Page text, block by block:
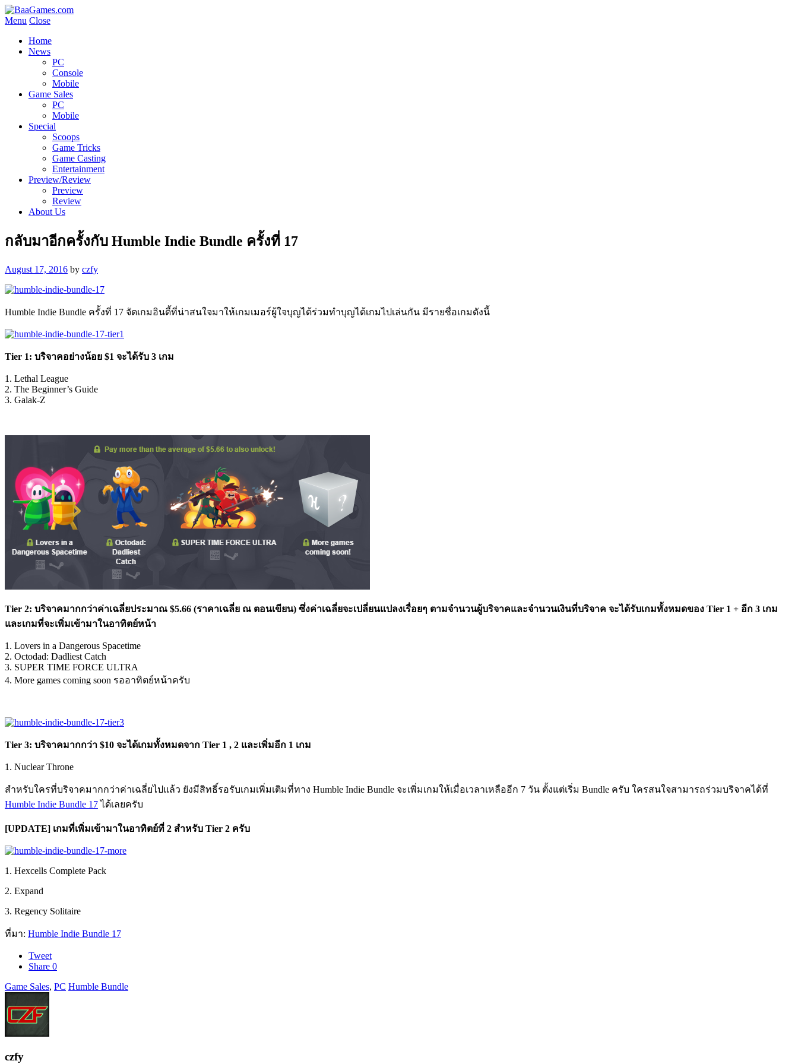
Menu Close
Home
News
PC
Console
Mobile
Game Sales
PC
Mobile
Special
Scoops
Game Tricks
Game Casting
Entertainment
Preview/Review
Preview
Review
About Us
กลับมาอีกครั้งกับ Humble Indie Bundle ครั้งที่ 17
August 17, 2016 by czfy
Humble Indie Bundle ครั้งที่ 17 จัดเกมอินดี้ที่น่าสนใจมาให้เกมเมอร์ผู้ใจบุญได้ร่วมทำบุญได้เกมไปเล่นกัน มีรายชื่อเกมดังนี้
Tier 1: บริจาคอย่างน้อย $1 จะได้รับ 3 เกม
1. Lethal League
2. The Beginner’s Guide
3. Galak-Z
Tier 2: บริจาคมากกว่าค่าเฉลี่ยประมาณ $5.66 (ราคาเฉลี่ย ณ ตอนเขียน) ซึ่งค่าเฉลี่ยจะเปลี่ยนแปลงเรื่อยๆ ตามจำนวนผู้บริจาคและจำนวนเงินที่บริจาค จะได้รับเกมทั้งหมดของ Tier 1 + อีก 3 เกม
และเกมที่จะเพิ่มเข้ามาในอาทิตย์หน้า
1. Lovers in a Dangerous Spacetime
2. Octodad: Dadliest Catch
3. SUPER TIME FORCE ULTRA
4. More games coming soon รออาทิตย์หน้าครับ
Tier 3: บริจาคมากกว่า $10 จะได้เกมทั้งหมดจาก Tier 1 , 2 และเพิ่มอีก 1 เกม
1. Nuclear Throne
สำหรับใครที่บริจาคมากกว่าค่าเฉลี่ยไปแล้ว ยังมีสิทธิ์รอรับเกมเพิ่มเติมที่ทาง Humble Indie Bundle จะเพิ่มเกมให้เมื่อเวลาเหลืออีก 7 วัน ตั้งแต่เริ่ม Bundle ครับ ใครสนใจสามารถร่วมบริจาคได้ที่
Humble Indie Bundle 17ได้เลยครับ
[UPDATE] เกมที่เพิ่มเข้ามาในอาทิตย์ที่ 2 สำหรับ Tier 2 ครับ
1. Hexcells Complete Pack
2. Expand
3. Regency Solitaire
ที่มา: Humble Indie Bundle 17
Tweet
Share 0
Game Sales, PC Humble Bundle
czfy